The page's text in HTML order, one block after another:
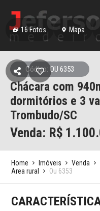
16 Fotos Mapa
Código: OU 6353
Chácara com
dormitórios e 3
Trombudo/SC
Venda: R$
Home Imóveis Venda
Area rural
Ou 6353